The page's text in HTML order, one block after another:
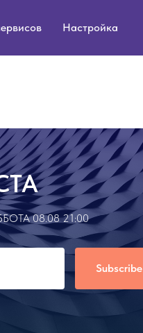
Настройка
08.08 21:00
Subscribe